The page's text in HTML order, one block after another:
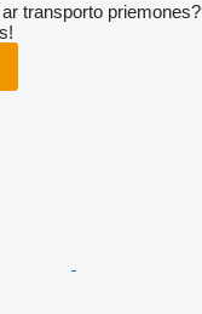
transporto priemones?